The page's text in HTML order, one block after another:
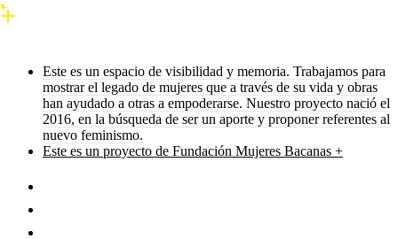
Este es un espacio de visibilidad y memoria. Trabajamos para
mostrar el legado de mujeres que a través de su vida y obras
han ayudado a otras a empoderarse. Nuestro proyecto nació el
2016, en la búsqueda de ser un aporte y proponer referentes al
nuevo feminismo.
Este es un proyecto de Fundación Mujeres Bacanas +